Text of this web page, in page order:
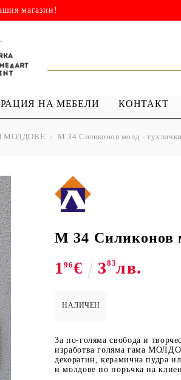
магазин!
ПРОЗРАЧЕН МЕДИУМ
МЕДИУМ ЗАХАР
GESSO
НА
ШПЕРПЛАТ
НА МЕБЕЛИ КОНТАКТ
МОЛДОВЕ M 34 Силиконов молд - тухлички
M 34 Силиконов
196€ 383лв.
НАЛИЧЕН
За по-голяма свобода и
изработва голяма гама
декоратин, керамична пудра
и молдове по поръчка на